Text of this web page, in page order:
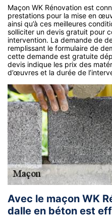
Maçon WK Rénovation est
prestations pour la mise en
ainsi qu’à ces meilleures
solliciter un devis gratuit pour
intervention. La demande de
remplissant le formulaire de
cette demande est gratuite
devis indique les prix des
d’œuvres et la durée de
Avec le maçon WK
dalle en béton est